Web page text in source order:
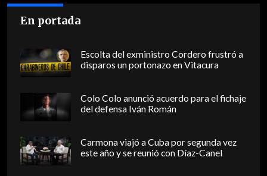
En portada
Escolta del exministro Cordero frustró a
disparos un portonazo en Vitacura
Colo Colo anunció acuerdo para el fichaje
del defensa Iván Román
Carmona viajó a Cuba por segunda vez
este año y se reunió con Díaz-Canel